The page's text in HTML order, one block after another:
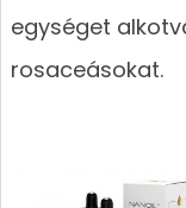
egységet
rosaceásokat.